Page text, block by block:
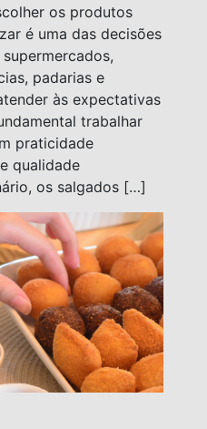
os produtos
é uma das decisões
padarias e
às expectativas
trabalhar
praticidade
qualidade
os salgados […]